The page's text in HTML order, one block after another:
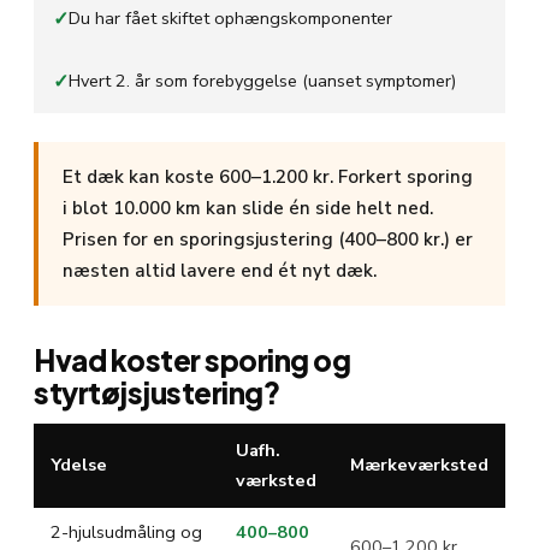
✓Du har fået skiftet ophængskomponenter
✓Hvert 2. år som forebyggelse (uanset symptomer)
Et dæk kan koste 600–1.200 kr. Forkert sporing
i blot 10.000 km kan slide én side helt ned.
Prisen for en sporingsjustering (400–800 kr.) er
næsten altid lavere end ét nyt dæk.
Hvad koster sporing og
styrtøjsjustering?
Ydelse
Uafh.
værksted
Mærkeværksted
2-hjulsudmåling og
400–800